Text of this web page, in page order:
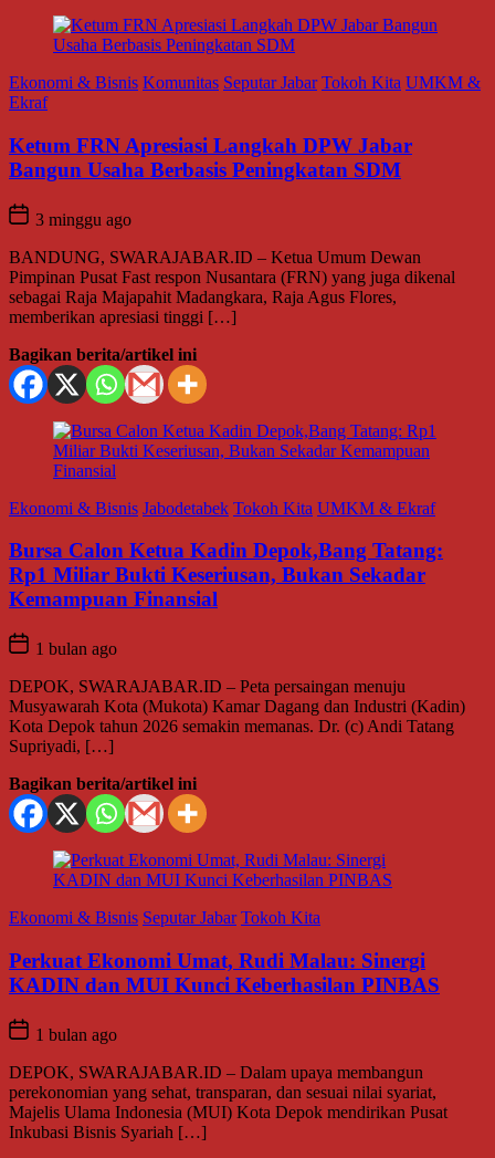
Ekonomi & Bisnis Komunitas Seputar Jabar Tokoh Kita UMKM &
Ekraf
Ketum FRN Apresiasi Langkah DPW Jabar
Bangun Usaha Berbasis Peningkatan SDM
3 minggu ago
BANDUNG, SWARAJABAR.ID – Ketua Umum Dewan
Pimpinan Pusat Fast respon Nusantara (FRN) yang juga dikenal
sebagai Raja Majapahit Madangkara, Raja Agus Flores,
memberikan apresiasi tinggi […]
Bagikan berita/artikel ini
Ekonomi & Bisnis Jabodetabek Tokoh Kita UMKM & Ekraf
Bursa Calon Ketua Kadin Depok,Bang Tatang:
Rp1 Miliar Bukti Keseriusan, Bukan Sekadar
Kemampuan Finansial
1 bulan ago
DEPOK, SWARAJABAR.ID – Peta persaingan menuju
Musyawarah Kota (Mukota) Kamar Dagang dan Industri (Kadin)
Kota Depok tahun 2026 semakin memanas. Dr. (c) Andi Tatang
Supriyadi, […]
Bagikan berita/artikel ini
Ekonomi & Bisnis Seputar Jabar Tokoh Kita
Perkuat Ekonomi Umat, Rudi Malau: Sinergi
KADIN dan MUI Kunci Keberhasilan PINBAS
1 bulan ago
DEPOK, SWARAJABAR.ID – Dalam upaya membangun
perekonomian yang sehat, transparan, dan sesuai nilai syariat,
Majelis Ulama Indonesia (MUI) Kota Depok mendirikan Pusat
Inkubasi Bisnis Syariah […]